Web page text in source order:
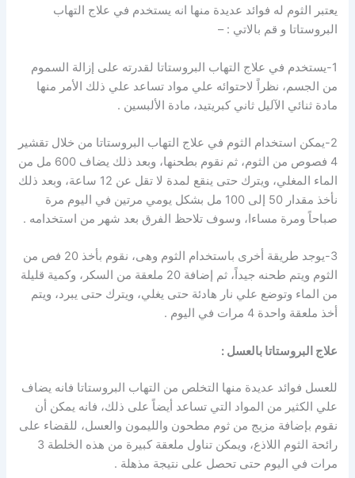
يعتبر الثوم له فوائد عديدة منها انه يستخدم في علاج التهاب
البروستاتا و قم بالاتي : –
1-يستخدم في علاج التهاب البروستاتا لقدرته على إزالة السموم
من الجسم، نظراً لاحتوائه علي مواد تساعد علي ذلك الأمر منها
مادة ثنائي الآليل ثاني كبريتيد، مادة الألبسين .
2-يمكن استخدام الثوم في علاج التهاب البروستاتا من خلال تقشير
4 فصوص من الثوم، ثم نقوم بطحنها، وبعد ذلك يضاف 600 مل من
الماء المغلي، ويترك حتى ينقع لمدة لا تقل عن 12 ساعة، وبعد ذلك
نأخذ مقدار 50 إلى 100 مل بشكل يومي مرتين في اليوم مرة
صباحاً ومرة مساءا، وسوف تلاحظ الفرق بعد شهر من استخدامه .
3-يوجد طريقة أخرى باستخدام الثوم وهى، نقوم بأخذ 20 فص من
الثوم ويتم طحنه جيداً، ثم إضافة 20 ملعقة من السكر، وكمية قليلة
من الماء وتوضع علي نار هادئة حتى يغلي، ويترك حتى يبرد، ويتم
أخذ ملعقة واحدة 4 مرات في اليوم .
علاج البروستاتا بالعسل :
للعسل فوائد عديدة منها التخلص من التهاب البروستاتا فانه يضاف
علي الكثير من المواد التي تساعد أيضاً على ذلك، فانه يمكن أن
نقوم بإضافة مزيج من ثوم مطحون والليمون والعسل، للقضاء على
رائحة الثوم اللاذع، ويمكن تناول ملعقة كبيرة من هذه الخلطة 3
مرات في اليوم حتى تحصل على نتيجة مذهلة .